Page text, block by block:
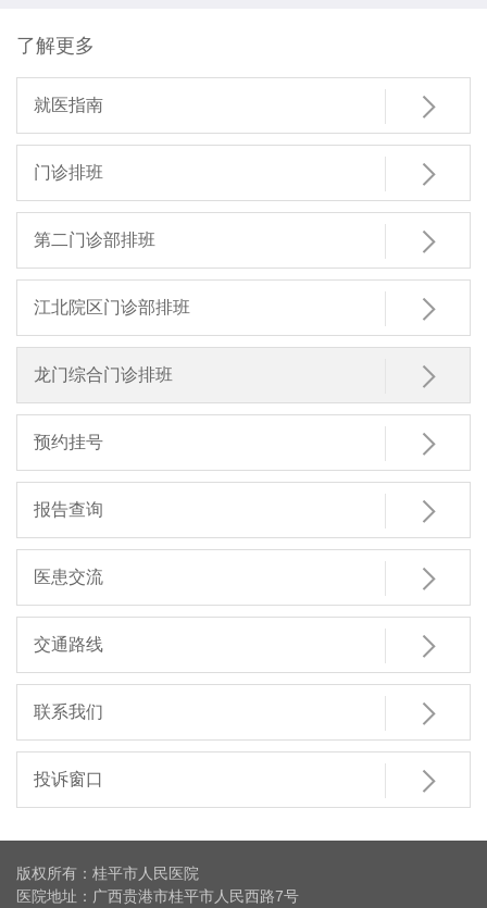
了解更多
就医指南 
门诊排班 
第二门诊部排班 
江北院区门诊部排班 
龙门综合门诊排班 
预约挂号 
报告查询 
医患交流 
交通路线 
联系我们 
投诉窗口 
版权所有：桂平市人民医院
医院地址：广西贵港市桂平市人民西路7号